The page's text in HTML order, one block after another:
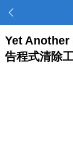
Yet Another
告程式清除